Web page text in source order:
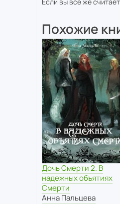
Похожие
Дочь Смерти 2. В
надежных объятиях
Смерти
Анна Пальцева